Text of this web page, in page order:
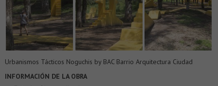
Urbanismos Tácticos Noguchis by BAC Barrio Arquitectura Ciudad
INFORMACIÓN DE LA OBRA